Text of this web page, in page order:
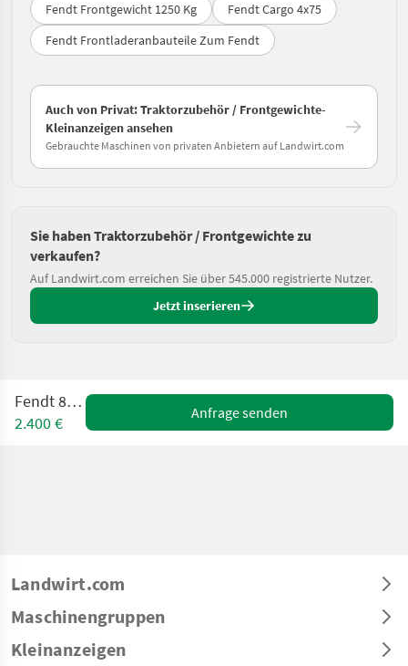
Fendt Frontgewicht 1250 Kg
Fendt Cargo 4x75
Fendt Frontladeranbauteile Zum Fendt
Auch von Privat: Traktorzubehör / Frontgewichte-
Kleinanzeigen ansehen
Gebrauchte Maschinen von privaten Anbietern auf Landwirt.com
Sie haben Traktorzubehör / Frontgewichte zu
verkaufen?
Auf Landwirt.com erreichen Sie über 545.000 registrierte Nutzer.
Jetzt inserieren
Fendt 870 kg
2.400 €
Anfrage senden
Landwirt.com
Maschinengruppen
Kleinanzeigen